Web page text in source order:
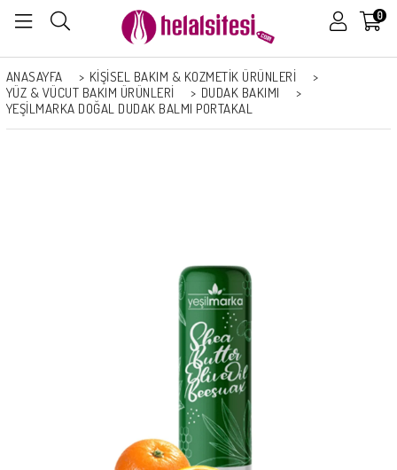
0
ANASAYFA > KİŞİSEL BAKIM & KOZMETİK ÜRÜNLERİ
>
YÜZ & VÜCUT BAKIM ÜRÜNLERI
> DUDAK BAKIMI
>
YEŞILMARKA DOĞAL DUDAK BALMI PORTAKAL